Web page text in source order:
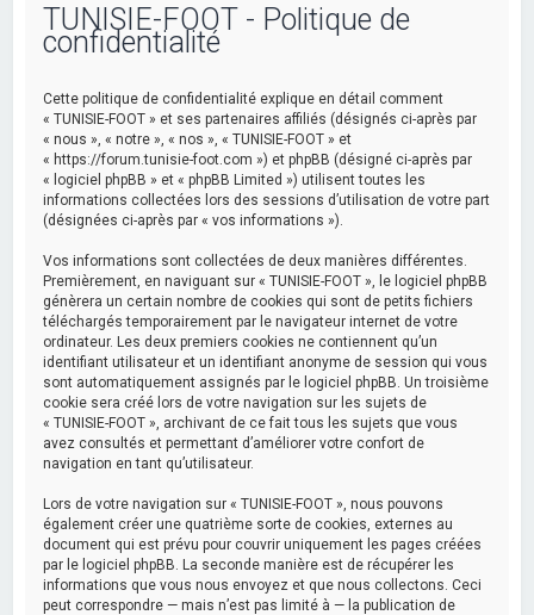
TUNISIE-FOOT - Politique de
confidentialité
Cette politique de confidentialité explique en détail comment
« TUNISIE-FOOT » et ses partenaires affiliés (désignés ci-après par
« nous », « notre », « nos », « TUNISIE-FOOT » et
« https://forum.tunisie-foot.com ») et phpBB (désigné ci-après par
« logiciel phpBB » et « phpBB Limited ») utilisent toutes les
informations collectées lors des sessions d’utilisation de votre part
(désignées ci-après par « vos informations »).
Vos informations sont collectées de deux manières différentes.
Premièrement, en naviguant sur « TUNISIE-FOOT », le logiciel phpBB
génèrera un certain nombre de cookies qui sont de petits fichiers
téléchargés temporairement par le navigateur internet de votre
ordinateur. Les deux premiers cookies ne contiennent qu’un
identifiant utilisateur et un identifiant anonyme de session qui vous
sont automatiquement assignés par le logiciel phpBB. Un troisième
cookie sera créé lors de votre navigation sur les sujets de
« TUNISIE-FOOT », archivant de ce fait tous les sujets que vous
avez consultés et permettant d’améliorer votre confort de
navigation en tant qu’utilisateur.
Lors de votre navigation sur « TUNISIE-FOOT », nous pouvons
également créer une quatrième sorte de cookies, externes au
document qui est prévu pour couvrir uniquement les pages créées
par le logiciel phpBB. La seconde manière est de récupérer les
informations que vous nous envoyez et que nous collectons. Ceci
peut correspondre — mais n’est pas limité à — la publication de